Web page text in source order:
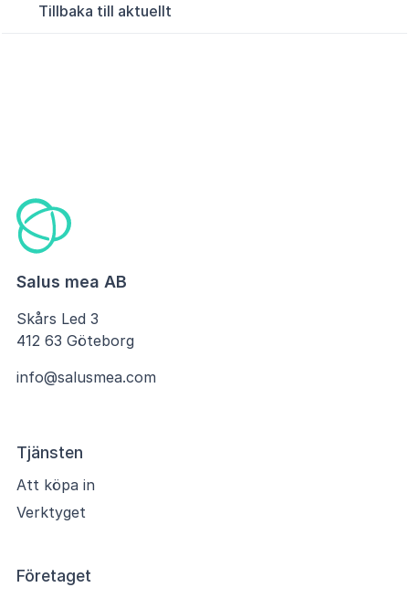
Tillbaka till aktuellt
Salus mea AB
Skårs Led 3
412 63 Göteborg
info@salusmea.com
Tjänsten
Att köpa in
Verktyget
Företaget